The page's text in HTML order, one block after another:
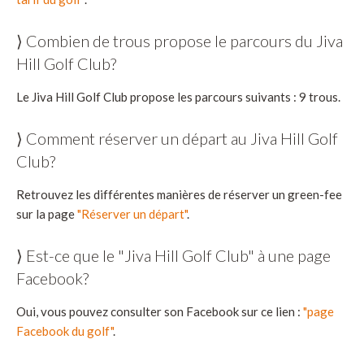
⟩ Combien de trous propose le parcours du Jiva
Hill Golf Club?
Le Jiva Hill Golf Club propose les parcours suivants : 9 trous.
⟩ Comment réserver un départ au Jiva Hill Golf
Club?
Retrouvez les différentes manières de réserver un green-fee
sur la page"Réserver un départ".
⟩ Est-ce que le "Jiva Hill Golf Club" à une page
Facebook?
Oui, vous pouvez consulter son Facebook sur ce lien : "page
Facebook du golf".